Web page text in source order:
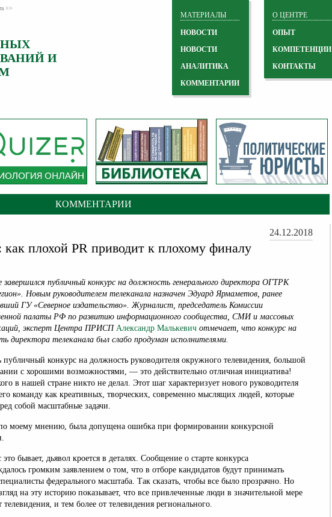
>>
И
О ЦЕНТРЕ
ОПЫТ
КОМПЕТЕНЦИИ
КОНТАКТЫ
МАТЕРИАЛЫ
НОВОСТИ
НОВОСТИ
АНАЛИТИКА
КОММЕНТАРИИ
КОММЕНТАРИИ
24.12.2018
плохой PR приводит к плохому финалу
публичный конкурс на должность генерального директора ОГТРК
Новым руководителем телеканала назначен Эдуард Ярмаметов, ранее
ГУ «Северное издательство». Журналист, председатель Комиссии
палаты РФ по развитию информационного сообщества, СМИ и массовых
эксперт Центра ПРИСП Александр Малькевич отмечает, что конкурс на
директора телеканала был слабо продуман исполнителями.
публичный конкурс на должность руководителя окружного телевидения, большой
с хорошими возможностями, — это действительно отличная инициатива!
в нашей стране никто не делал. Этот шаг характеризует нового руководителя
команду как креативных, творческих, современно мыслящих людей, которые
собой масштабные задачи.
моему мнению, была допущена ошибка при формировании конкурсной
это бывает, дьявол кроется в деталях. Сообщение о старте конкурса
громким заявлением о том, что в отборе кандидатов будут принимать
федерального масштаба. Так сказать, чтобы все было прозрачно. Но
на эту историю показывает, что все привлеченные люди в значительной мере
телевидения, и тем более от телевидения регионального.